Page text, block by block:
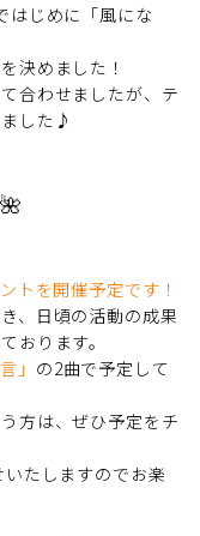
はじめに「風にな
決めました！
合わせましたが、テ
した♪
トを開催予定です！
、日頃の活動の成果
おります。
」 の2曲で予定して
方は、ぜひ予定をチ
たしますのでお楽